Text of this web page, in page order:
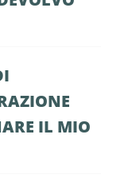
IL MIO